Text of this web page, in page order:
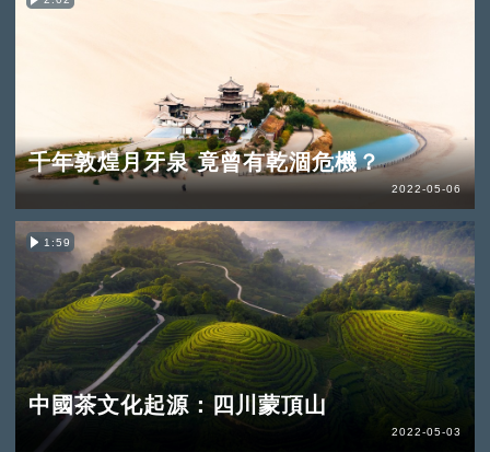
千年敦煌月牙泉 竟曾有乾涸危機？
2022-05-06
1:59
中國茶文化起源：四川蒙頂山
2022-05-03